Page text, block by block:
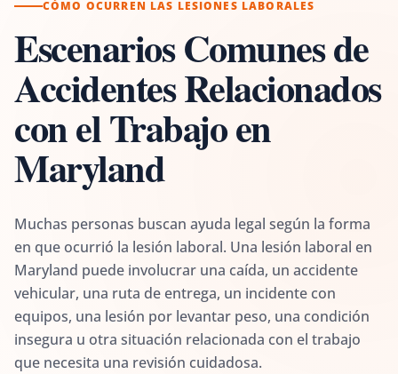
CÓMO OCURREN LAS LESIONES LABORALES
Escenarios Comunes de
Accidentes Relacionados
con el Trabajo en
Maryland
Muchas personas buscan ayuda legal según la forma
en que ocurrió la lesión laboral. Una lesión laboral en
Maryland puede involucrar una caída, un accidente
vehicular, una ruta de entrega, un incidente con
equipos, una lesión por levantar peso, una condición
insegura u otra situación relacionada con el trabajo
que necesita una revisión cuidadosa.